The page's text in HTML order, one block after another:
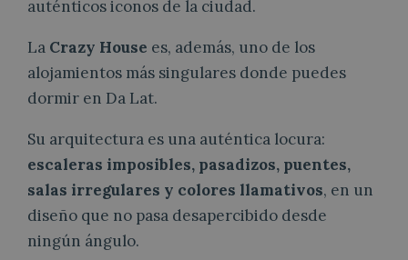
auténticos iconos de la ciudad.
La Crazy House es, además, uno de los
alojamientos más singulares donde puedes
dormir en Da Lat.
Su arquitectura es una auténtica locura:
escaleras imposibles, pasadizos, puentes,
salas irregulares y colores llamativos, en un
diseño que no pasa desapercibido desde
ningún ángulo.